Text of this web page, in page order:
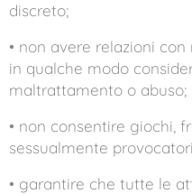
discreto;
• non avere relazioni
in qualche modo
maltrattamento o abuso;
• non consentire giochi,
sessualmente
• garantire che tutte le